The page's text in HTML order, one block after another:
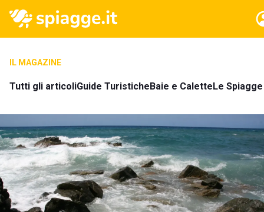
IL MAGAZINE
Tutti gli articoliGuide TuristicheBaie e CaletteLe